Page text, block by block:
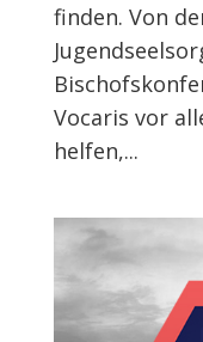
finden. Von
Vocaris vor
helfen,...